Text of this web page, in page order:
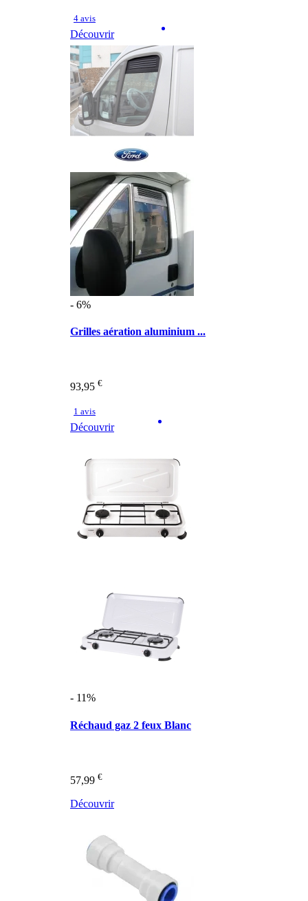
4 avis
Découvrir
- 6%
Grilles aération aluminium ...
93,95 €
1 avis
Découvrir
- 11%
Réchaud gaz 2 feux Blanc
57,99 €
Découvrir